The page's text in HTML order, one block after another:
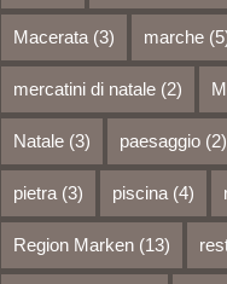
Macerata(3) marche
mercatini di natale(2)
Natale(3) paesaggio(2)
pietra(3) piscina(4)
Region Marken(13)